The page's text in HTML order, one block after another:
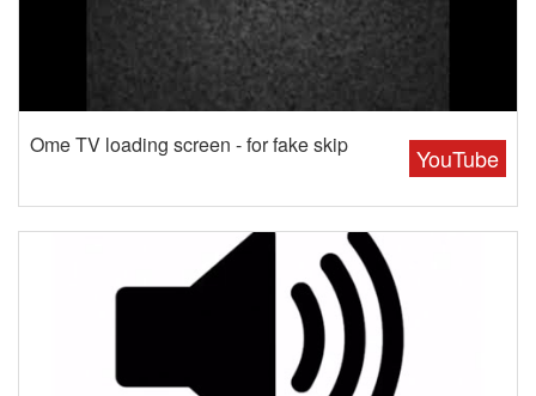
YouTube
Ome TV loading screen - for fake skip